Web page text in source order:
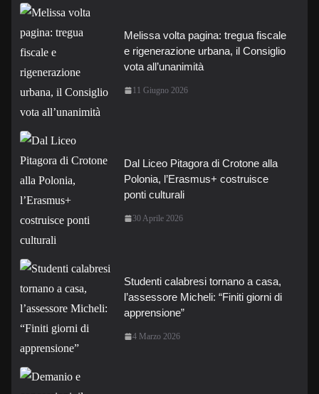
Melissa volta pagina: tregua fiscale
e rigenerazione urbana, il Consiglio
vota all’unanimità
11 Giugno 2026
Dal Liceo Pitagora di Crotone alla
Polonia, l’Erasmus+ costruisce
ponti culturali
30 Aprile 2026
Studenti calabresi tornano a casa,
l’assessore Micheli: “Finiti giorni di
apprensione”
4 Marzo 2026